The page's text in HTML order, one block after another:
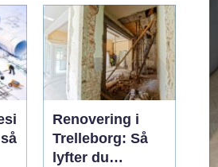
Renovering i
Trelleborg: Så
lyfter du